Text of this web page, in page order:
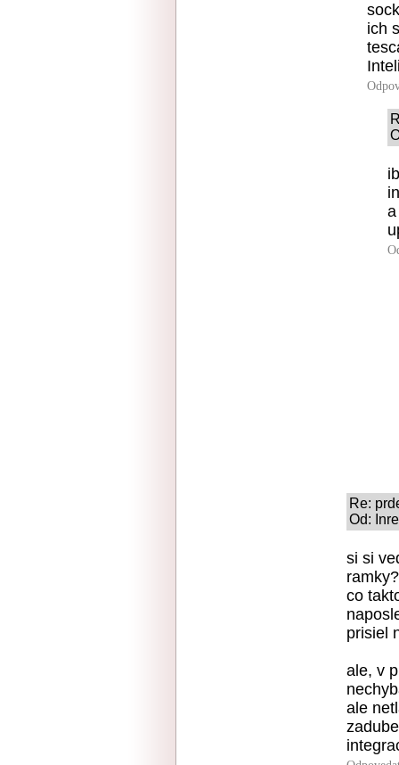
ich
Re:
Od:
si si
ramky?
co
prisiel
ale, v
ale